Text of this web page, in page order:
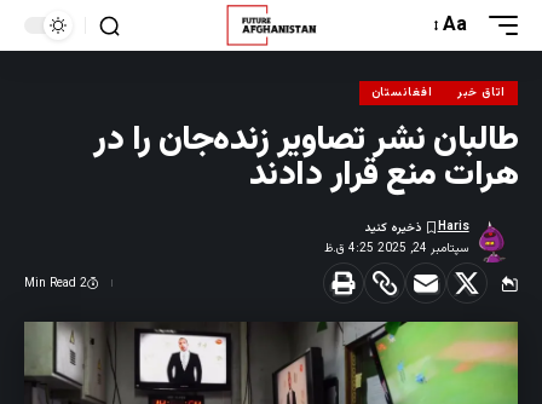
Aa
اتاق خبر افغانستان
طالبان نشر تصاویر زنده‌جان را در
هرات منع قرار دادند
سپتامبر 24, 2025 4:25 ق.ظ
Haris
2 Min Read